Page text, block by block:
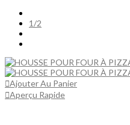
1/2
Ajouter Au Panier
Aperçu Rapide